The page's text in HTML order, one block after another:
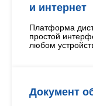
и интернет
Платформа
простой
любом
Документ